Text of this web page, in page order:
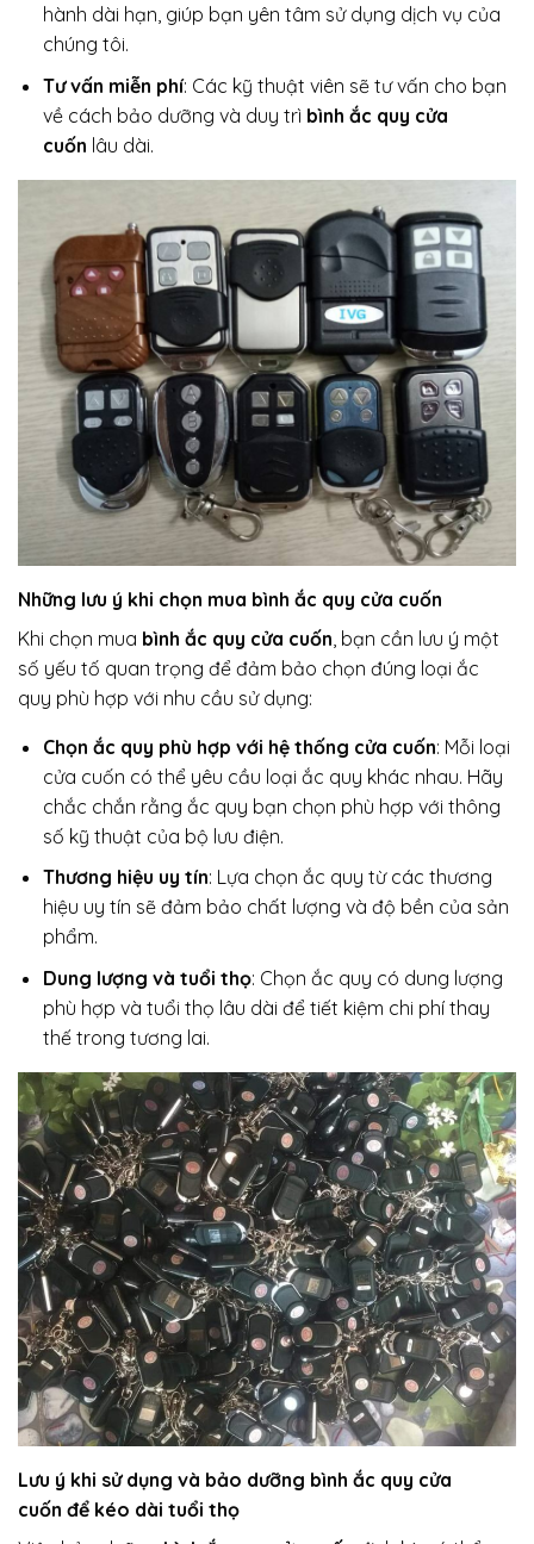
hành dài hạn, giúp bạn yên tâm sử dụng dịch vụ của
chúng tôi.
Tư vấn miễn phí: Các kỹ thuật viên sẽ tư vấn cho bạn
về cách bảo dưỡng và duy trì bình ắc quy cửa
cuốn lâu dài.
Những lưu ý khi chọn mua bình ắc quy cửa cuốn
Khi chọn mua bình ắc quy cửa cuốn , bạn cần lưu ý một
số yếu tố quan trọng để đảm bảo chọn đúng loại ắc
quy phù hợp với nhu cầu sử dụng:
Chọn ắc quy phù hợp với hệ thống cửa cuốn: Mỗi loại
cửa cuốn có thể yêu cầu loại ắc quy khác nhau. Hãy
chắc chắn rằng ắc quy bạn chọn phù hợp với thông
số kỹ thuật của bộ lưu điện.
Thương hiệu uy tín: Lựa chọn ắc quy từ các thương
hiệu uy tín sẽ đảm bảo chất lượng và độ bền của sản
phẩm.
Dung lượng và tuổi thọ: Chọn ắc quy có dung lượng
phù hợp và tuổi thọ lâu dài để tiết kiệm chi phí thay
thế trong tương lai.
Lưu ý khi sử dụng và bảo dưỡng bình ắc quy cửa
cuốn để kéo dài tuổi thọ